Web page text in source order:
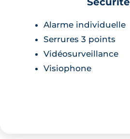
Alarme individuelle
Serrures 3 points
Vidéosurveillance
Visiophone